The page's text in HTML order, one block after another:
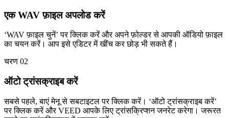
एक WAV फ़ाइल अपलोड करें
‘WAV फ़ाइल चुनें’ पर क्लिक करें और अपने फ़ोल्डर से आपकी ऑडियो फ़ाइल
का चयन करें। आप इसे एडिटर में खींच कर छोड़ भी सकते हैं।
चरण 02
ऑटो ट्रांसक्राइब करें
सबसे पहले, बाएं मेनू से सबटाइटल पर क्लिक करें। ‘ऑटो ट्रांसक्राइब करें’
पर क्लिक करें और VEED आपके लिए ट्रांसक्रिप्शन जनरेट करेगा। जरूरत